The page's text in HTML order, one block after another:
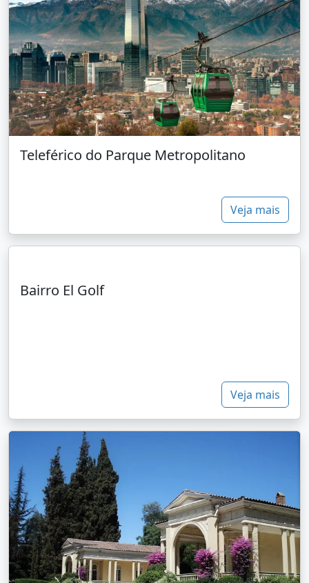
Teleférico do Parque Metropolitano
Veja mais
Bairro El Golf
Veja mais